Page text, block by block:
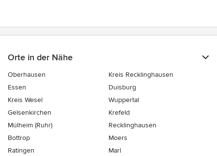
Orte in der Nähe
Oberhausen
Kreis Recklinghausen
Essen
Duisburg
Kreis Wesel
Wuppertal
Gelsenkirchen
Krefeld
Mülheim (Ruhr)
Recklinghausen
Bottrop
Moers
Ratingen
Marl